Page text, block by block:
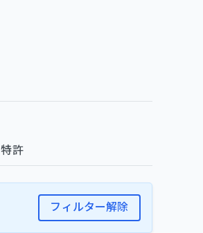
特許
フィルター解除